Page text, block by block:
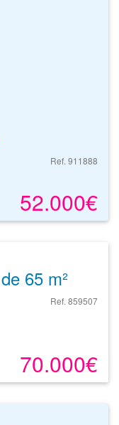
Ref. 911888
52.000€
65 m²
Ref. 859507
70.000€